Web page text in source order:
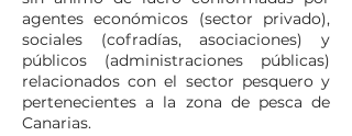
agentes económicos (sector privado),
sociales (cofradías, asociaciones) y
públicos (administraciones públicas)
relacionados con el sector pesquero y
pertenecientes a la zona de pesca de
Canarias.